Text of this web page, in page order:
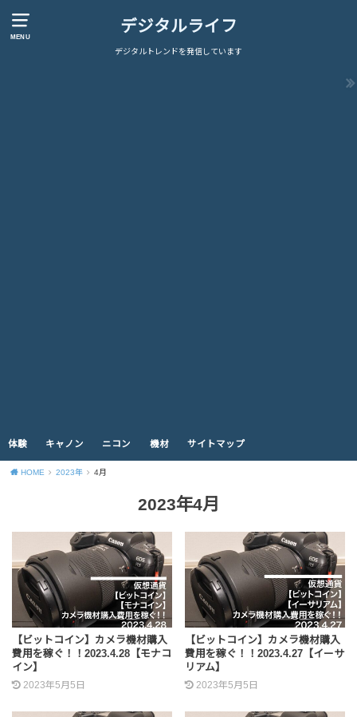
MENU
デジタルライフ
デジタルトレンドを発信しています
体験 キャノン ニコン 機材 サイトマップ
HOME 2023年 4月
2023年4月
【ビットコイン】カメラ機材購入
費用を稼ぐ！！2023.4.28【モナコ
イン】
2023年5月5日
【ビットコイン】カメラ機材購入
費用を稼ぐ！！2023.4.27【イーサ
リアム】
2023年5月5日